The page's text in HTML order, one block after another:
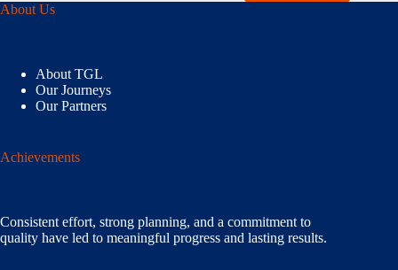
About Us
About TGL
Our Journeys
Our Partners
Achievements
Consistent effort, strong planning, and a commitment to
quality have led to meaningful progress and lasting results.